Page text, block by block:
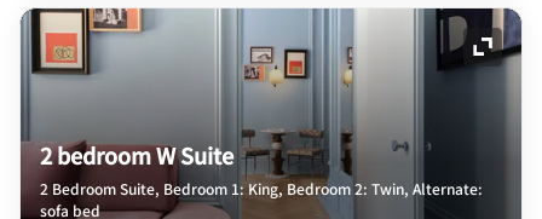
展开
2 bedroom W Suite
2 Bedroom Suite, Bedroom 1: King, Bedroom 2: Twin, Alternate:
sofa bed